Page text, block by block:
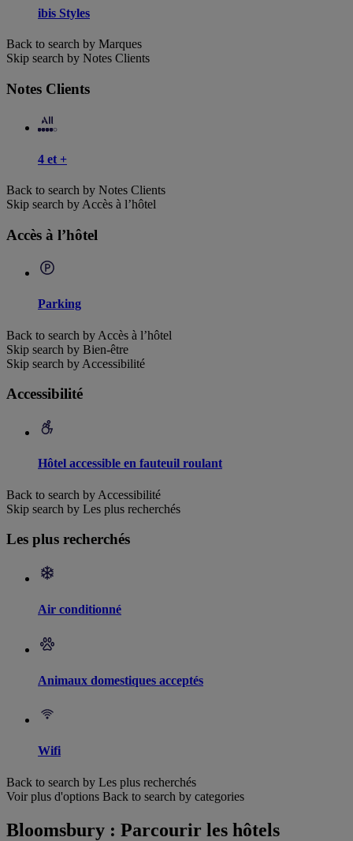
ibis Styles
Back to search by Marques
Skip search by Notes Clients
Notes Clients
4 et +
Back to search by Notes Clients
Skip search by Accès à l’hôtel
Accès à l’hôtel
Parking
Back to search by Accès à l’hôtel
Skip search by Bien-être
Skip search by Accessibilité
Accessibilité
Hôtel accessible en fauteuil roulant
Back to search by Accessibilité
Skip search by Les plus recherchés
Les plus recherchés
Air conditionné
Animaux domestiques acceptés
Wifi
Back to search by Les plus recherchés
Voir plus d'options Back to search by categories
Bloomsbury : Parcourir les hôtels